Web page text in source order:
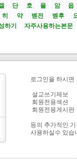
단 호 욜 암 옵
히 약 벧전 벧후
하기 자주사용하는본문
로그인을 하시면
설교쓰기제보
회원전용섹션
회원전용게시판
등의 추가적인
사용하실수 있습